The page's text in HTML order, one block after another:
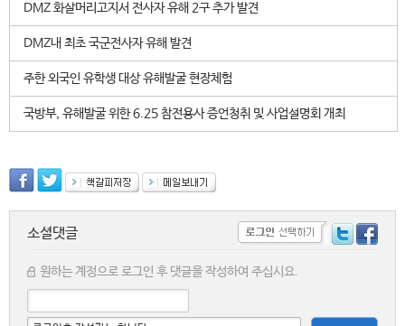
DMZ 화살머리고지서 전사자 유해 2구 추가 발견
DMZ내 최초 국군전사자 유해 발견
주한 외국인 유학생 대상 유해발굴 현장체험
국방부, 유해발굴 위한 6.25 참전용사 증언청취 및 사업설명회 개최
소셜댓글
원하는 계정으로 로그인 후 댓글을 작성하여 주십시요.